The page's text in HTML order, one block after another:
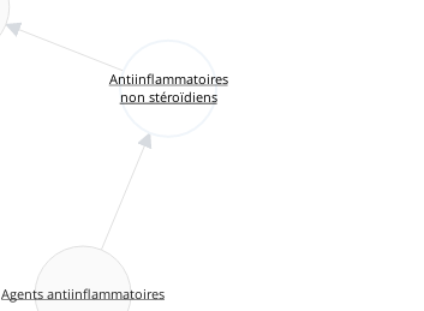
Antiinflammatoires
non stéroïdiens
Agents antiinflammatoires